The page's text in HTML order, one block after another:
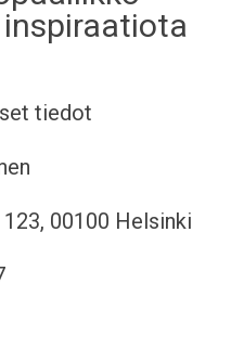
tiedot
00100 Helsinki